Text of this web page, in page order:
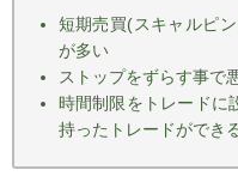
短期売買(スキャルピ
が多い
ストップをずらす事で
時間制限をトレードに
持ったトレードができ